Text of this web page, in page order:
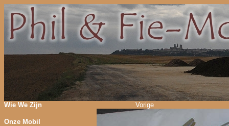
Wie We Zijn
Onze Mobil
Vorige